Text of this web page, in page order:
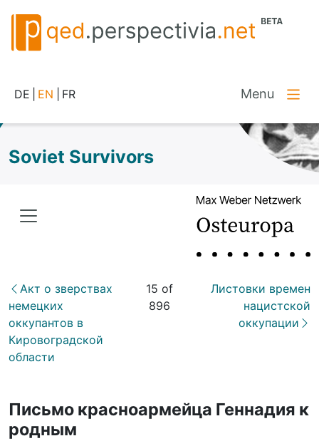
DE EN FR Menu
Soviet Survivors
Акт о зверствах
немецких
оккупантов в
Кировоградской
области
15 of
896
Листовки времен
нацистской
оккупации
Письмо красноармейца Геннадия к
родным